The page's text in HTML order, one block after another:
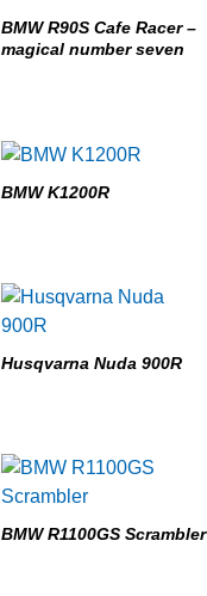
BMW R90S Cafe Racer –
magical number seven
BMW K1200R
Husqvarna Nuda 900R
BMW R1100GS Scrambler